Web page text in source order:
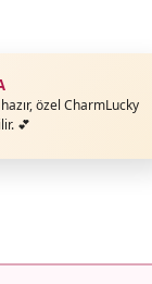
özel CharmLucky
💕